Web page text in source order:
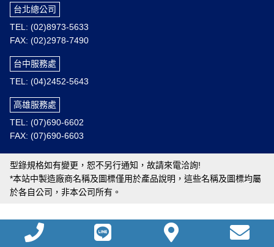
台北總公司
TEL: (02)8973-5633
FAX: (02)2978-7490
台中服務處
TEL: (04)2452-5643
高雄服務處
TEL: (07)690-6602
FAX: (07)690-6603
型錄規格如有變更，恕不另行通知，故請來電洽詢!
*本站中製造廠商名稱及圖標僅用於產品說明，這些名稱及圖標均屬
於各自公司，非本公司所有。